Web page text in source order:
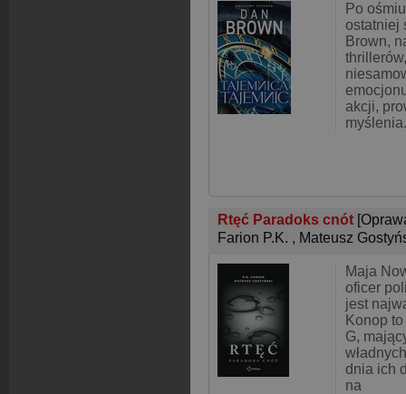
Po
ostatniej
Brown,
akcji,
Rtęć Paradoks cnót
Farion P.K. , Mateusz
Maja
oficer
jest
Konop
G,
dnia ich
na